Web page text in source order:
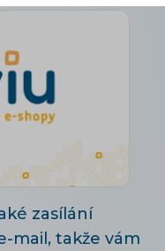
zasílání
mail, takže vám